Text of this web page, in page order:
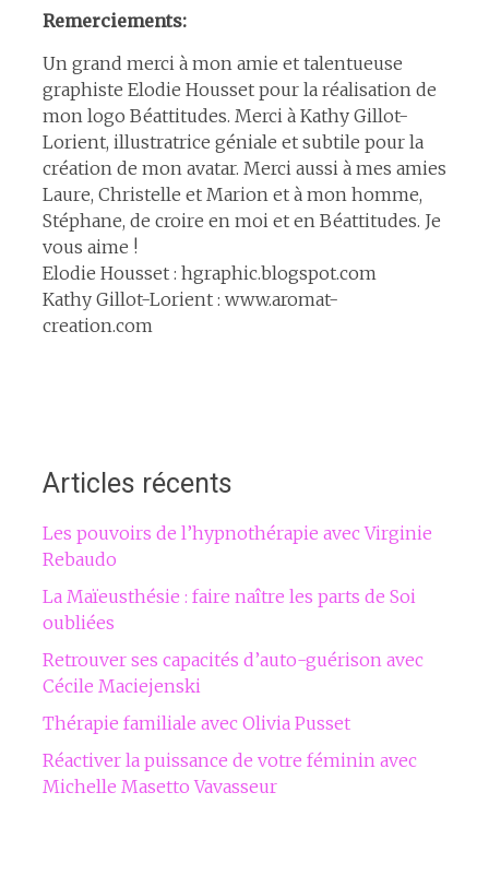
Remerciements:
Un grand merci à mon amie et talentueuse
graphiste Elodie Housset pour la réalisation de
mon logo Béattitudes. Merci à Kathy Gillot-
Lorient, illustratrice géniale et subtile pour la
création de mon avatar. Merci aussi à mes amies
Laure, Christelle et Marion et à mon homme,
Stéphane, de croire en moi et en Béattitudes. Je
vous aime !
Elodie Housset : hgraphic.blogspot.com
Kathy Gillot-Lorient : www.aromat-
creation.com
Articles récents
Les pouvoirs de l’hypnothérapie avec Virginie
Rebaudo
La Maïeusthésie : faire naître les parts de Soi
oubliées
Retrouver ses capacités d’auto-guérison avec
Cécile Maciejenski
Thérapie familiale avec Olivia Pusset
Réactiver la puissance de votre féminin avec
Michelle Masetto Vavasseur